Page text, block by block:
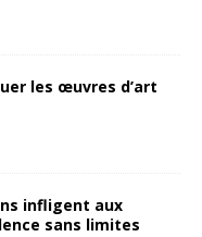
les œuvres d’art
infligent aux
sans limites